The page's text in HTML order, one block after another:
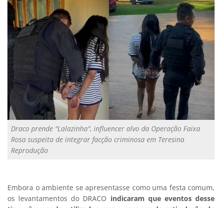
Draco prende "Lalazinha", influencer alvo da Operação Faixa
Rosa suspeita de integrar facção criminosa em Teresina
Reprodução
Embora o ambiente se apresentasse como uma festa comum,
os levantamentos do DRACO indicaram que eventos desse